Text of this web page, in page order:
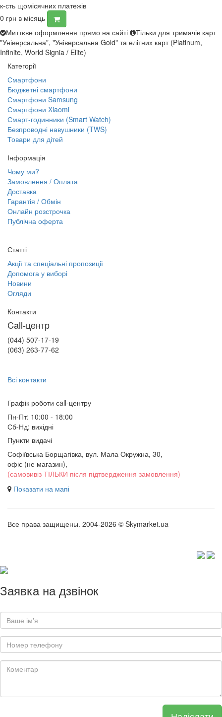
к-сть щомісячних платежів
0 грн в місяць
Миттєве оформлення прямо на сайті
Тільки для тримачів карт
"Універсальна", "Універсальна Gold" та елітних карт (Platinum,
Infinite, World Signia / Elite)
Категорії
Смартфони
Бюджетні смартфони
Смартфони Samsung
Смартфони Xiaomi
Смарт-годинники (Smart Watch)
Безпроводні навушники (TWS)
Товари для дітей
Інформація
Чому ми?
Замовлення / Оплата
Доставка
Гарантія / Обмін
Онлайн розстрочка
Публічна оферта
Статті
Акції та спеціальні пропозиції
Допомога у виборі
Новини
Огляди
Контакти
Call-центр
(044) 507-17-19
(063) 263-77-62
Всі контакти
Графік роботи сall-центру
Пн-Пт: 10:00 - 18:00
Сб-Нд: вихідні
Пункти видачі
Софіївська Борщагівка, вул. Мала Окружна, 30,
офіс (не магазин),
(самовивіз ТІЛЬКИ після підтвердження замовлення)
Показати на мапі
Все права защищены. 2004-2026 © Skymarket.ua
Заявка на дзвінок